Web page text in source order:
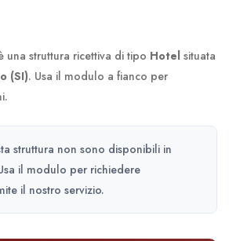
una struttura ricettiva di tipo Hotel situata
(SI). Usa il modulo a fianco per
struttura non sono disponibili in
il modulo per richiedere
il nostro servizio.